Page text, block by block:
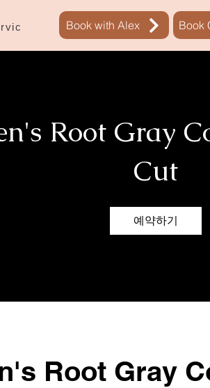
New Page
Book with Alex Book
Root Gray
Cut
예약하기
Root Gray